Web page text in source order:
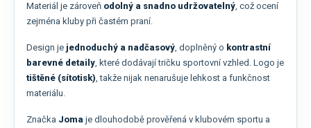
Materiál je zároveň odolný a snadno udržovatelný, což ocení
zejména kluby při častém praní.
Design je jednoduchý a nadčasový, doplněný o kontrastní
barevné detaily, které dodávají tričku sportovní vzhled. Logo je
tištěné (sítotisk), takže nijak nenarušuje lehkost a funkčnost
materiálu.
Značka Joma je dlouhodobě prověřená v klubovém sportu a